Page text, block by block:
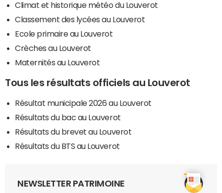
Climat et historique météo du Louverot
Classement des lycées au Louverot
Ecole primaire au Louverot
Crèches au Louverot
Maternités au Louverot
Tous les résultats officiels au Louverot
Résultat municipale 2026 au Louverot
Résultats du bac au Louverot
Résultats du brevet au Louverot
Résultats du BTS au Louverot
NEWSLETTER PATRIMOINE